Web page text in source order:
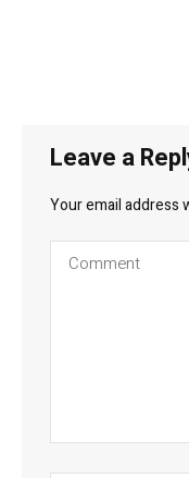
Leave a
Your email address